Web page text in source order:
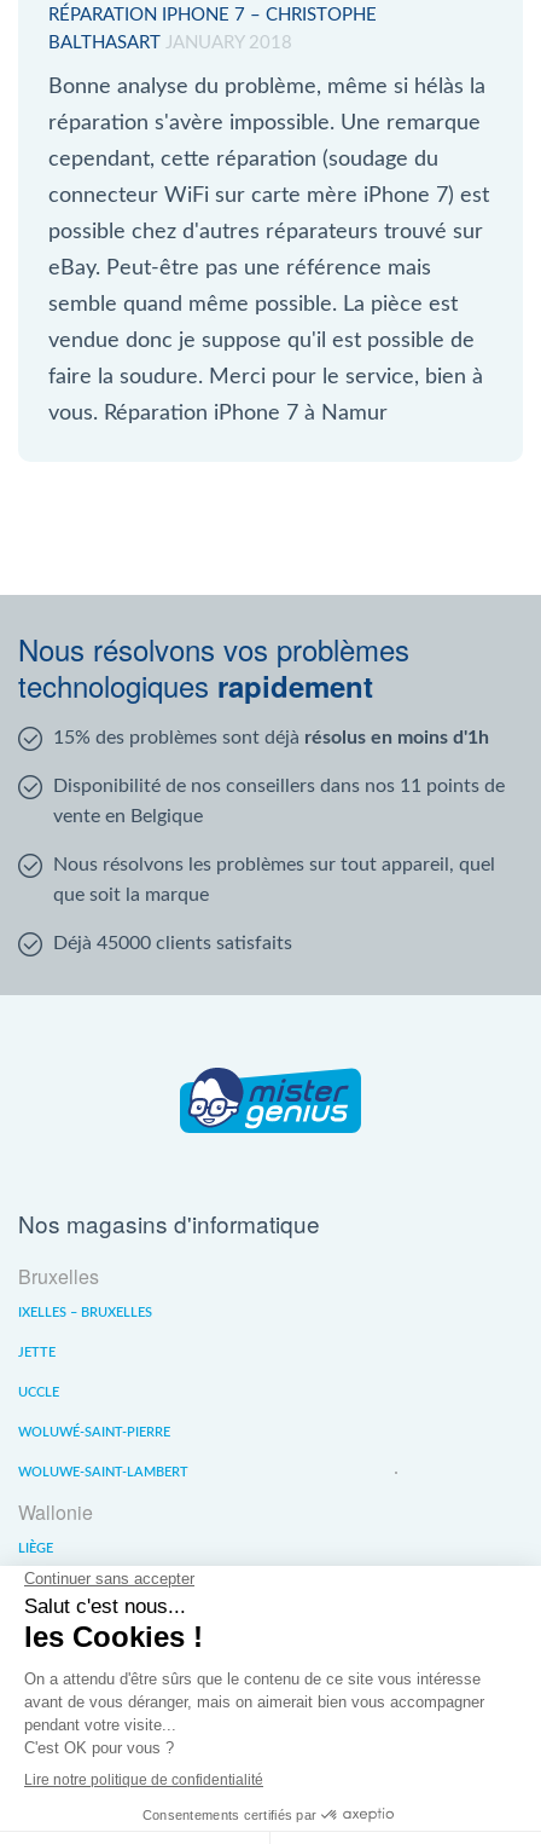
RÉPARATION IPHONE 7 – CHRISTOPHE
BALTHASART
JANUARY 2018
Bonne analyse du problème, même si hélàs la
réparation s'avère impossible. Une remarque
cependant, cette réparation (soudage du
connecteur WiFi sur carte mère iPhone 7) est
possible chez d'autres réparateurs trouvé sur
eBay. Peut-être pas une référence mais
semble quand même possible. La pièce est
vendue donc je suppose qu'il est possible de
faire la soudure. Merci pour le service, bien à
vous. Réparation iPhone 7 à Namur
Nous résolvons vos problèmes
technologiques rapidement
15% des problèmes sont déjà résolus en moins d'1h
Disponibilité de nos conseillers dans nos 11 points de
vente en Belgique
Nous résolvons les problèmes sur tout appareil, quel
que soit la marque
Déjà 45000 clients satisfaits
Nos magasins d'informatique
Bruxelles
IXELLES – BRUXELLES
JETTE
UCCLE
WOLUWÉ-SAINT-PIERRE
WOLUWE-SAINT-LAMBERT
Wallonie
LIÈGE
WATERLOO
WAVRE
À propos Conditions générales de vente
Confidentalité des données Jobs